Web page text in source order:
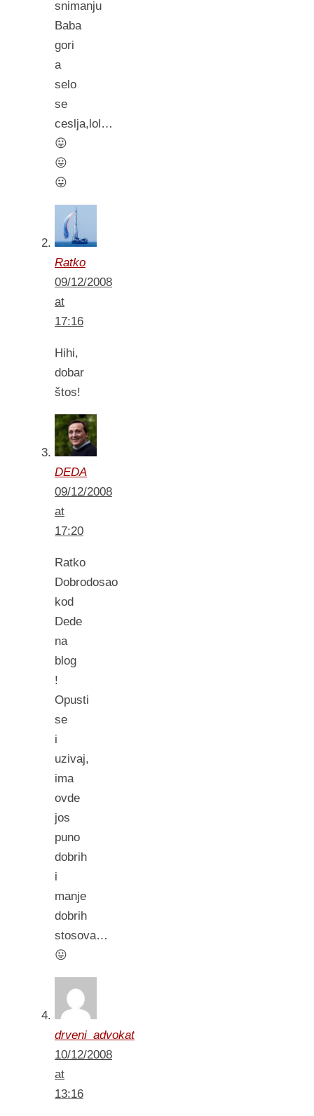
snimanju
Baba
gori
a
selo
se
ceslja,lol…
😛
😛
😛
Ratko
09/12/2008
at
17:16
Hihi,
dobar
štos!
DEDA
09/12/2008
at
17:20
Ratko
Dobrodosao
kod
Dede
na
blog
!
Opusti
se
i
uzivaj,
ima
ovde
jos
puno
dobrih
i
manje
dobrih
stosova…
😛
drveni_advokat
10/12/2008
at
13:16